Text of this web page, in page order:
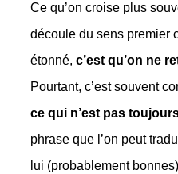
Ce qu’on croise plus
découle du sens premier
étonné, c’est qu’on ne
Pourtant, c’est souvent
ce qui n’est pas
phrase que l’on peut
lui (probablement